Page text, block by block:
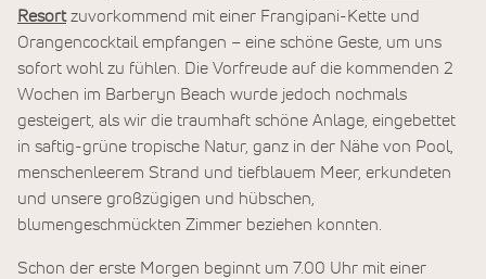
Resortzuvorkommend mit einer Frangipani-Kette und
Orangencocktail empfangen – eine schöne Geste, um uns
sofort wohl zu fühlen. Die Vorfreude auf die kommenden 2
Wochen im Barberyn Beach wurde jedoch nochmals
gesteigert, als wir die traumhaft schöne Anlage, eingebettet
in saftig-grüne tropische Natur, ganz in der Nähe von Pool,
menschenleerem Strand und tiefblauem Meer, erkundeten
und unsere großzügigen und hübschen,
blumengeschmückten Zimmer beziehen konnten.
Schon der erste Morgen beginnt um 7.00 Uhr mit einer